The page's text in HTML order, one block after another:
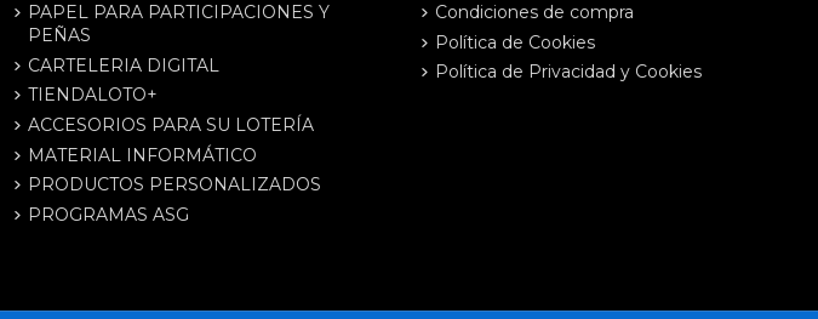
PAPEL PARA PARTICIPACIONES Y
PEÑAS
CARTELERIA DIGITAL
TIENDALOTO+
ACCESORIOS PARA SU LOTERÍA
MATERIAL INFORMÁTICO
PRODUCTOS PERSONALIZADOS
PROGRAMAS ASG
Condiciones de compra
Política de Cookies
Política de Privacidad y Cookies